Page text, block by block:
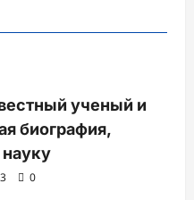
ученый и
биография,
0